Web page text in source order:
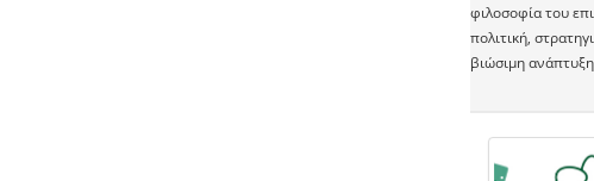
φιλοσοφία του
πολιτική,
βιώσιμη